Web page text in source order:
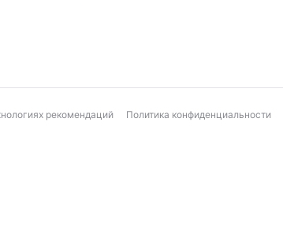
рекомендаций Политика конфиденциальности